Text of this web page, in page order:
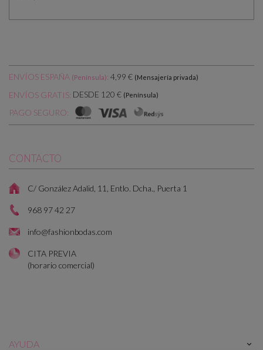
ENVÍOS ESPAÑA (Península): 4,99 € (Mensajería privada)
ENVÍOS GRATIS: DESDE 120 € (Península)
PAGO SEGURO:
CONTACTO
C/ González Adalid, 11, Entlo. Dcha., Puerta 1
968 97 42 27
info@fashionbodas.com
CITA PREVIA
(horario comercial)
AYUDA 